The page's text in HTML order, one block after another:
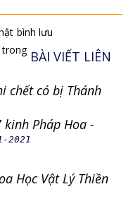
bình lưu
trong BÀI VIẾT LIÊN
chết có bị Thánh
Pháp Hoa -
2021
Học Vật Lý Thiền